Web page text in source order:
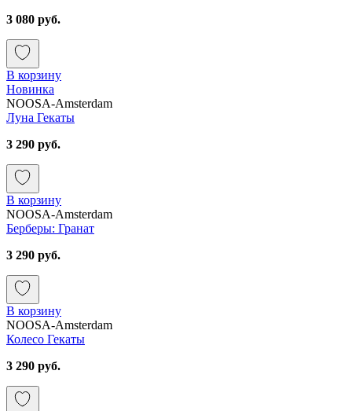
3 080 руб.
В корзину
Новинка
NOOSA-Amsterdam
Луна Гекаты
3 290 руб.
В корзину
NOOSA-Amsterdam
Берберы: Гранат
3 290 руб.
В корзину
NOOSA-Amsterdam
Колесо Гекаты
3 290 руб.